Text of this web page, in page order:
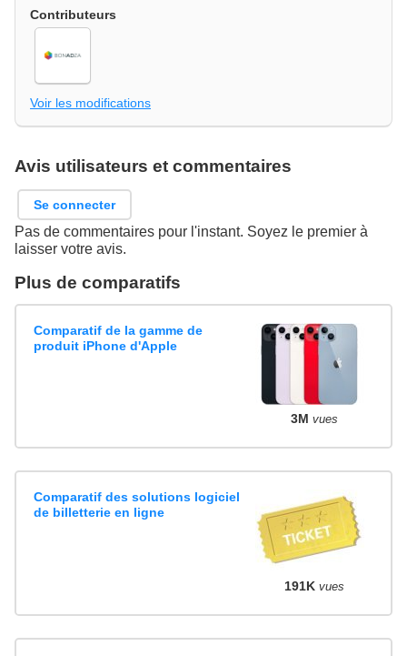
Contributeurs
Voir les modifications
Avis utilisateurs et commentaires
Se connecter
Pas de commentaires pour l'instant. Soyez le premier à
laisser votre avis.
Plus de comparatifs
Comparatif de la gamme de
produit iPhone d'Apple
3M vues
Comparatif des solutions logiciel
de billetterie en ligne
191K vues